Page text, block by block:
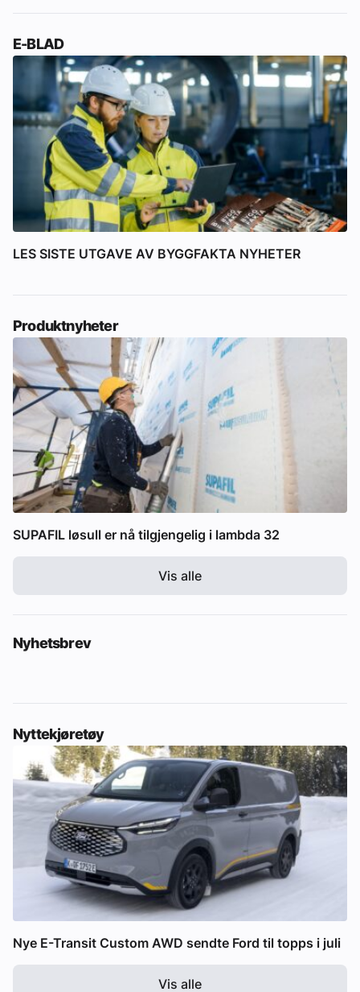
E-BLAD
LES SISTE UTGAVE AV BYGGFAKTA NYHETER
Produktnyheter
SUPAFIL løsull er nå tilgjengelig i lambda 32
Vis alle
Nyhetsbrev
Nyttekjøretøy
Nye E-Transit Custom AWD sendte Ford til topps i juli
Vis alle